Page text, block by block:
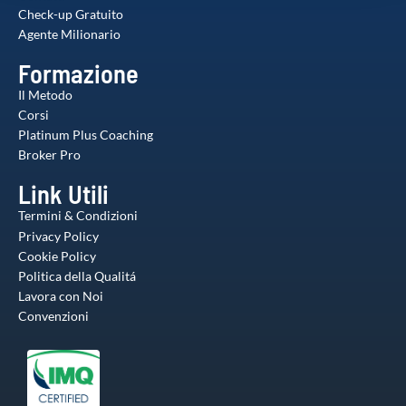
raccolto dal suo utilizzo dei loro servizi.
Check-up Gratuito
Agente Milionario
Formazione
Il Metodo
Corsi
Platinum Plus Coaching
Broker Pro
Link Utili
Termini & Condizioni
Privacy Policy
Cookie Policy
Politica della Qualitá
Lavora con Noi
Convenzioni